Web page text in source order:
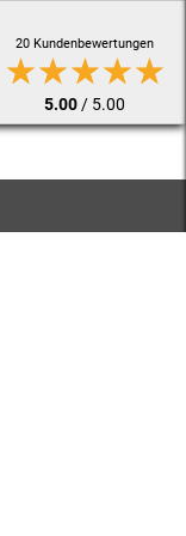
20 Kundenbewertungen
★★★★★
5.00 / 5.00